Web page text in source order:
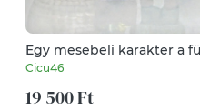
Egy mesebeli karakter a
Cicu46
19 500 Ft